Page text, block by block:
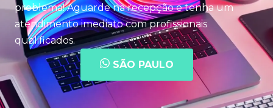
problema! Aguarde na recepção e tenha um
atendimento imediato com profissionais
qualificados.
SÃO PAULO